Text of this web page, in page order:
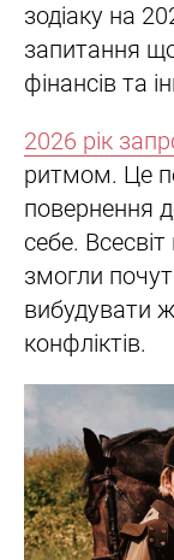
зодіаку на
запитання
фінансів та
2026 рік
ритмом. Це
повернення
себе.
змогли
вибудувати
конфліктів.